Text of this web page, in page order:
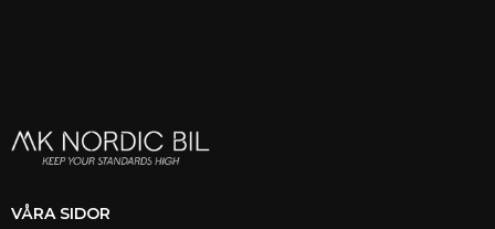
VÅRA SIDOR